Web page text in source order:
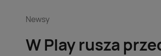
Newsy
W Play rusza